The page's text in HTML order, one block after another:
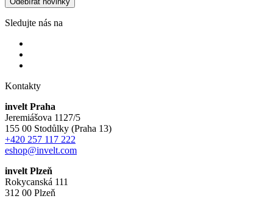
Sledujte nás na
Kontakty
invelt Praha
Jeremiášova 1127/5
155 00 Stodůlky (Praha 13)
+420 257 117 222
eshop@invelt.com
invelt Plzeň
Rokycanská 111
312 00 Plzeň